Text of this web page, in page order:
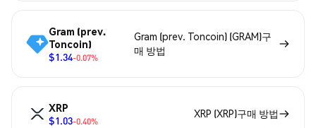
Gram (prev.
Toncoin)
$1.34-0.07%
Gram (prev. Toncoin) (GRAM)구
매 방법
XRP
$1.03-0.40%
XRP (XRP)구매 방법